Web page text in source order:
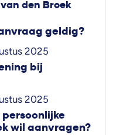
den Broek
geldig?
2025
bij
2025
wil aanvragen?